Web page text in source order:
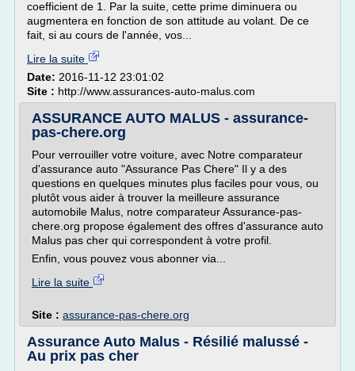
coefficient de 1. Par la suite, cette prime diminuera ou
augmentera en fonction de son attitude au volant. De ce
fait, si au cours de l'année, vos...
Lire la suite
Date: 2016-11-12 23:01:02
Site : http://www.assurances-auto-malus.com
ASSURANCE AUTO MALUS - assurance-
pas-chere.org
Pour verrouiller votre voiture, avec Notre comparateur
d'assurance auto "Assurance Pas Chere" Il y a des
questions en quelques minutes plus faciles pour vous, ou
plutôt vous aider à trouver la meilleure assurance
automobile Malus, notre comparateur Assurance-pas-
chere.org propose également des offres d'assurance auto
Malus pas cher qui correspondent à votre profil.
Enfin, vous pouvez vous abonner via...
Lire la suite
Site : assurance-pas-chere.org
Assurance Auto Malus - Résilié malussé -
Au prix pas cher